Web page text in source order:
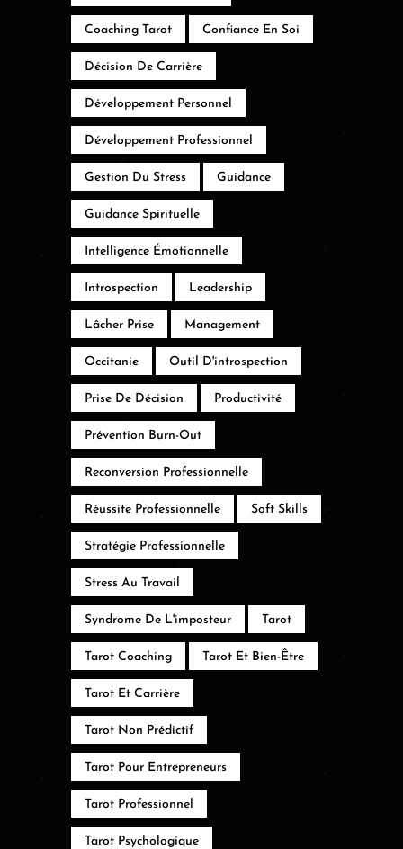
Coaching Tarot Confiance En Soi
Décision De Carrière
Développement Personnel
Développement Professionnel
Gestion Du Stress Guidance
Guidance Spirituelle
Intelligence Émotionnelle
Introspection Leadership
Lâcher Prise Management
Occitanie Outil D'introspection
Prise De Décision Productivité
Prévention Burn-Out
Reconversion Professionnelle
Réussite Professionnelle Soft Skills
Stratégie Professionnelle
Stress Au Travail
Syndrome De L'imposteur Tarot
Tarot Coaching Tarot Et Bien-Être
Tarot Et Carrière
Tarot Non Prédictif
Tarot Pour Entrepreneurs
Tarot Professionnel
Tarot Psychologique